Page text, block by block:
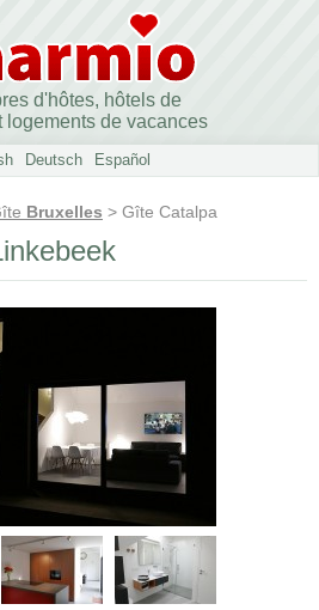
d'hôtes, hôtels de
logements de vacances
Deutsch Español
Bruxelles > Gîte Catalpa